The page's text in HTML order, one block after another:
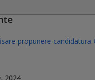
propunere-
2024